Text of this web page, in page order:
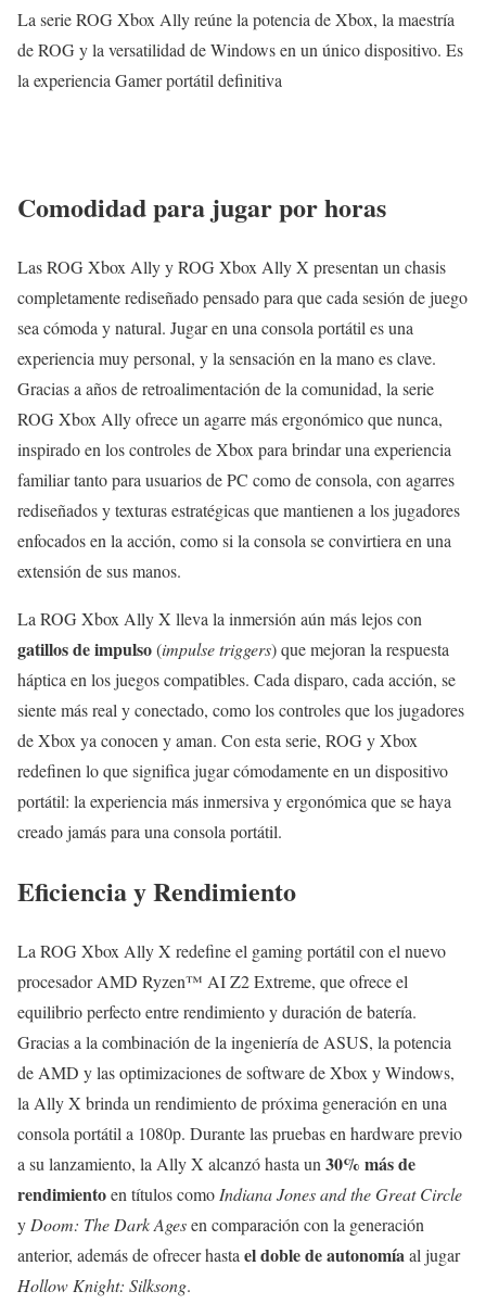
La serie ROG Xbox Ally reúne la potencia de Xbox, la maestría
de ROG y la versatilidad de Windows en un único dispositivo. Es
la experiencia Gamer portátil definitiva
Comodidad para jugar por horas
Las ROG Xbox Ally y ROG Xbox Ally X presentan un chasis
completamente rediseñado pensado para que cada sesión de juego
sea cómoda y natural. Jugar en una consola portátil es una
experiencia muy personal, y la sensación en la mano es clave.
Gracias a años de retroalimentación de la comunidad, la serie
ROG Xbox Ally ofrece un agarre más ergonómico que nunca,
inspirado en los controles de Xbox para brindar una experiencia
familiar tanto para usuarios de PC como de consola, con agarres
rediseñados y texturas estratégicas que mantienen a los jugadores
enfocados en la acción, como si la consola se convirtiera en una
extensión de sus manos.
La ROG Xbox Ally X lleva la inmersión aún más lejos con
gatillos de impulso(impulse triggers) que mejoran la respuesta
háptica en los juegos compatibles. Cada disparo, cada acción, se
siente más real y conectado, como los controles que los jugadores
de Xbox ya conocen y aman. Con esta serie, ROG y Xbox
redefinen lo que significa jugar cómodamente en un dispositivo
portátil: la experiencia más inmersiva y ergonómica que se haya
creado jamás para una consola portátil.
Eficiencia y Rendimiento
La ROG Xbox Ally X redefine el gaming portátil con el nuevo
procesador AMD Ryzen™ AI Z2 Extreme, que ofrece el
equilibrio perfecto entre rendimiento y duración de batería.
Gracias a la combinación de la ingeniería de ASUS, la potencia
de AMD y las optimizaciones de software de Xbox y Windows,
la Ally X brinda un rendimiento de próxima generación en una
consola portátil a 1080p. Durante las pruebas en hardware previo
a su lanzamiento, la Ally X alcanzó hasta un 30% más de
rendimientoen títulos como Indiana Jones and the Great Circle
y Doom: The Dark Agesen comparación con la generación
anterior, además de ofrecer hasta el doble de autonomía al jugar
Hollow Knight: Silksong.